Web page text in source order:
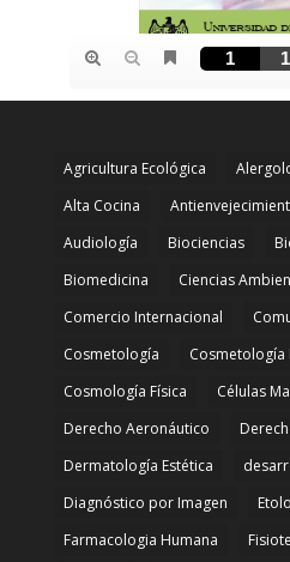
Agricultura Ecológica
Alta Cocina
Audiología
Biociencias
Biomedicina
Ciencias
Comercio Internacional
Cosmetología
Cosmetología
Cosmología Física
Células
Derecho Aeronáutico
Dermatología Estética
Diagnóstico por Imagen
Farmacologia Humana